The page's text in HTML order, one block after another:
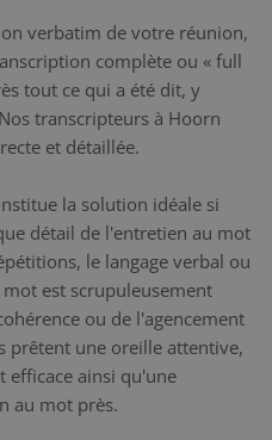
verbatim de votre réunion,
complète ou « full
tout ce qui a été dit, y
transcripteurs à Hoorn
et détaillée.
la solution idéale si
détail de l'entretien au mot
le langage verbal ou
mot est scrupuleusement
ou de l'agencement
prêtent une oreille attentive,
efficace ainsi qu'une
au mot près.